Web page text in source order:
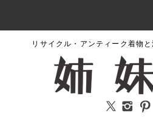
リサイクル・アンティーク着物